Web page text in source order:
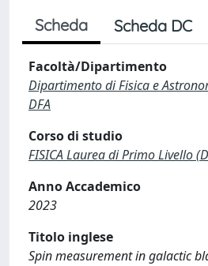
Scheda Scheda DC
Facoltà/Dipartimento
Dipartimento di Fisica e
DFA
Corso di studio
FISICA Laurea di Primo Livello
Anno Accademico
2023
Titolo inglese
Spin measurement in galactic